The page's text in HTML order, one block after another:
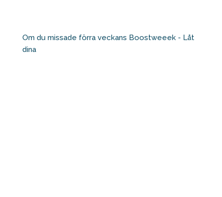
Om du missade förra veckans Boostweeek - Låt
dina